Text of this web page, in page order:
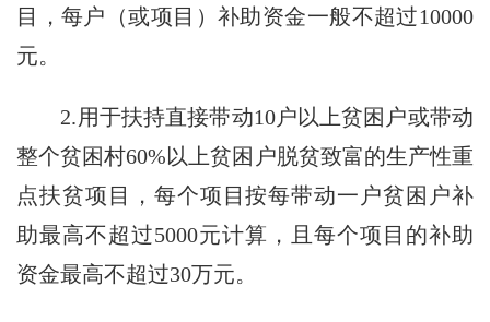
目，每户（或项目）补助资金一般不超过10000
元。
2.用于扶持直接带动10户以上贫困户或带动
整个贫困村60%以上贫困户脱贫致富的生产性重
点扶贫项目，每个项目按每带动一户贫困户补
助最高不超过5000元计算，且每个项目的补助
资金最高不超过30万元。